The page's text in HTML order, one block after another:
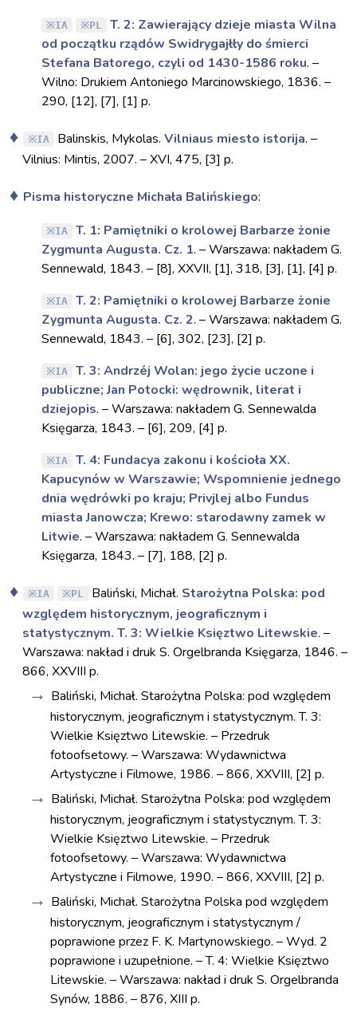
IA PL
T. 2: Zawierający dzieje miasta Wilna
od początku rządów Swidrygajłły do śmierci
Stefana Batorego, czyli od 1430-1586 roku. –
Wilno: Drukiem Antoniego Marcinowskiego, 1836. –
290, [12], [7], [1] p.
IA Balinskis, Mykolas. Vilniaus miesto istorija. –
Vilnius: Mintis, 2007. – XVI, 475, [3] p.
Pisma historyczne Michała Balińskiego:
IA
T. 1: Pamiętniki o krolowej Barbarze żonie
Zygmunta Augusta. Cz. 1. – Warszawa: nakładem G.
Sennewald, 1843. – [8], XXVII, [1], 318, [3], [1], [4] p.
IA
T. 2: Pamiętniki o krolowej Barbarze żonie
Zygmunta Augusta. Cz. 2. – Warszawa: nakładem G.
Sennewald, 1843. – [6], 302, [23], [2] p.
IA
T. 3: Andrzéj Wolan: jego życie uczone i
publiczne; Jan Potocki: wędrownik, literat i
dziejopis. – Warszawa: nakładem G. Sennewalda
Księgarza, 1843. – [6], 209, [4] p.
IA
T. 4: Fundacya zakonu i kościoła XX.
Kapucynów w Warszawie; Wspomnienie jednego
dnia wędrówki po kraju; Privjlej albo Fundus
miasta Janowcza; Krewo: starodawny zamek w
Litwie. – Warszawa: nakładem G. Sennewalda
Księgarza, 1843. – [7], 188, [2] p.
IA PL Baliński, Michał. Starożytna Polska: pod
względem historycznym, jeograficznym i
statystycznym. T. 3: Wielkie Księztwo Litewskie. –
Warszawa: nakład i druk S. Orgelbranda Księgarza, 1846. –
866, XXVIII p.
Baliński, Michał. Starożytna Polska: pod względem
historycznym, jeograficznym i statystycznym. T. 3:
Wielkie Księztwo Litewskie. – Przedruk
fotoofsetowy. – Warszawa: Wydawnictwa
Artystyczne i Filmowe, 1986. – 866, XXVIII, [2] p.
Baliński, Michał. Starożytna Polska: pod względem
historycznym, jeograficznym i statystycznym. T. 3:
Wielkie Księztwo Litewskie. – Przedruk
fotoofsetowy. – Warszawa: Wydawnictwa
Artystyczne i Filmowe, 1990. – 866, XXVIII, [2] p.
Baliński, Michał. Starożytna Polska pod względem
historycznym, jeograficznym i statystycznym /
poprawione przez F. K. Martynowskiego. – Wyd. 2
poprawione i uzupełnione. – T. 4: Wielkie Księztwo
Litewskie. – Warszawa: nakład i druk S. Orgelbranda
Synów, 1886. – 876, XIII p.